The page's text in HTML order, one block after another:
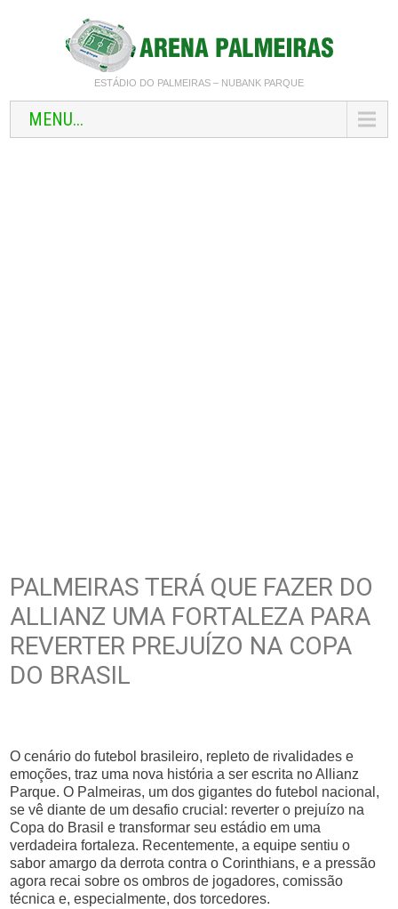
ESTÁDIO DO PALMEIRAS – NUBANK PARQUE
MENU...
PALMEIRAS TERÁ QUE FAZER DO
ALLIANZ UMA FORTALEZA PARA
REVERTER PREJUÍZO NA COPA
DO BRASIL
O cenário do futebol brasileiro, repleto de rivalidades e
emoções, traz uma nova história a ser escrita no Allianz
Parque. O Palmeiras, um dos gigantes do futebol nacional,
se vê diante de um desafio crucial: reverter o prejuízo na
Copa do Brasil e transformar seu estádio em uma
verdadeira fortaleza. Recentemente, a equipe sentiu o
sabor amargo da derrota contra o Corinthians, e a pressão
agora recai sobre os ombros de jogadores, comissão
técnica e, especialmente, dos torcedores.